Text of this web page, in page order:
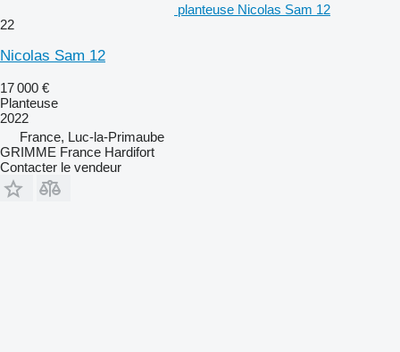
planteuse Nicolas Sam 12
22
Nicolas Sam 12
17 000 €
Planteuse
2022
France, Luc-la-Primaube
GRIMME France Hardifort
Contacter le vendeur